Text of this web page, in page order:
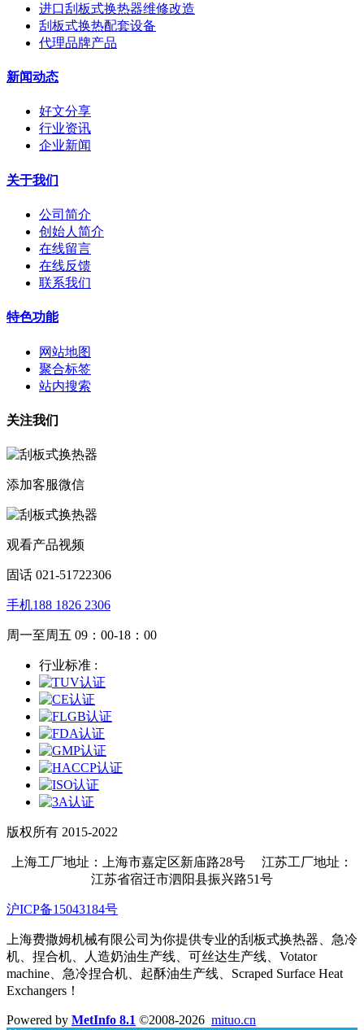
进口刮板式换热器维修改造
刮板式换热配套设备
代理品牌产品
新闻动态
好文分享
行业资讯
企业新闻
关于我们
公司简介
创始人简介
在线留言
在线反馈
联系我们
特色功能
网站地图
聚合标签
站内搜索
关注我们
添加客服微信
观看产品视频
固话 021-51722306
手机188 1826 2306
周一至周五 09：00-18：00
行业标准 :
版权所有 2015-2022
上海工厂地址：上海市嘉定区新庙路28号 江苏工厂地址：
江苏省宿迁市泗阳县振兴路51号
沪ICP备15043184号
上海费撒姆机械有限公司为你提供专业的刮板式换热器、急冷
机、捏合机、人造奶油生产线、可丝达生产线、Votator
machine、急冷捏合机、起酥油生产线、Scraped Surface Heat
Exchangers！
Powered by MetInfo 8.1 ©2008-2026 mituo.cn